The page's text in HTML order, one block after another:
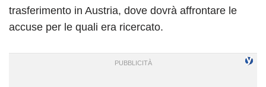
trasferimento in Austria, dove dovrà affrontare le
accuse per le quali era ricercato.